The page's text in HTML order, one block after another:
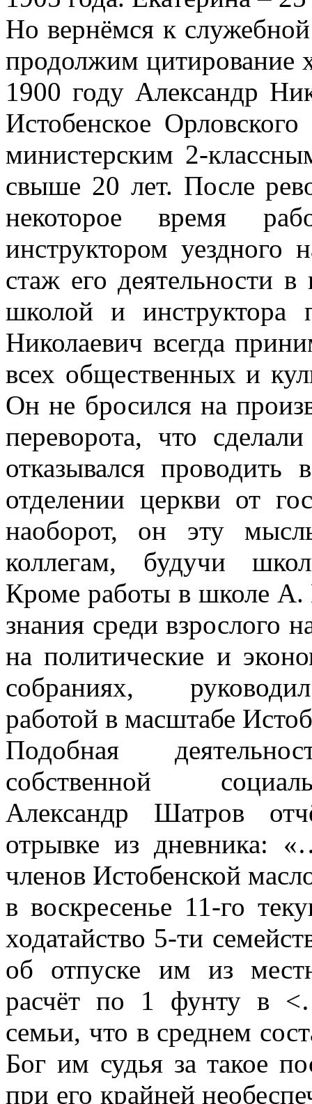
Но вернёмся к
продолжим цитирование
1900 году Александр
Истобенское
министерским 2-
свыше 20 лет. После
некоторое время
инструктором уездного
стаж его деятельности в
школой и инструктора
Николаевич всегда
всех общественных и
Он не бросился на
переворота, что
отказывался
отделении церкви от
наоборот, он эту
коллегам, будучи
Кроме работы в школе А.
знания среди взрослого
на политические и
собраниях,
работой в масштабе
Подобная
собственной
Александр Шатров
отрывке из дневника:
членов Истобенской
в воскресенье 11-го
ходатайство 5-ти
об отпуске им из
расчёт по 1 фунту в
семьи, что в среднем
Бог им судья за такое
при его крайней